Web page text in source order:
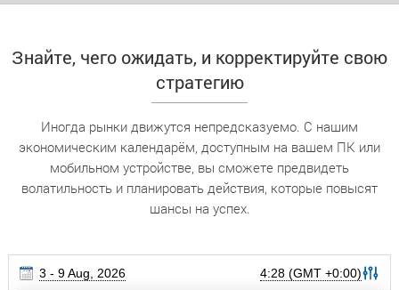
Знайте, чего ожидать, и корректируйте свою
стратегию
Иногда рынки движутся непредсказуемо. С нашим
экономическим календарём, доступным на вашем ПК или
мобильном устройстве, вы сможете предвидеть
волатильность и планировать действия, которые повысят
шансы на успех.